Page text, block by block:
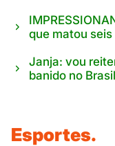
que matou
Janja: vou
banido no Brasil
Esportes.